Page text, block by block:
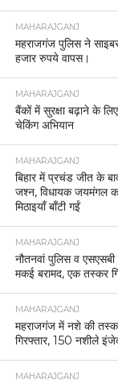
MAHARAJGANJ
महराजगंज पुलिस ने
हजार रुपये वापस।
MAHARAJGANJ
बैंकों में सुरक्षा बढ़ाने के
चेकिंग अभियान
MAHARAJGANJ
बिहार में प्रचंड जीत के
जश्न, विधायक जयमंगल
मिठाइयाँ बाँटी गईं
MAHARAJGANJ
नौतनवां पुलिस व एसएसबी
मकई बरामद, एक तस्कर
MAHARAJGANJ
महराजगंज में नशे की
गिरफ्तार, 150 नशीले
MAHARAJGANJ